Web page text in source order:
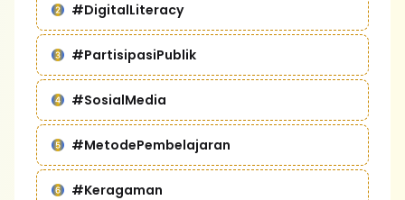
#DigitalLiteracy
#PartisipasiPublik
#SosialMedia
#MetodePembelajaran
#Keragaman